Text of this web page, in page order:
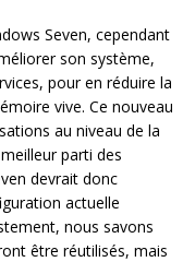
Seven, cependant
son système,
pour en réduire la
vive. Ce nouveau
au niveau de la
parti des
devrait donc
actuelle
nous savons
être réutilisés, mais